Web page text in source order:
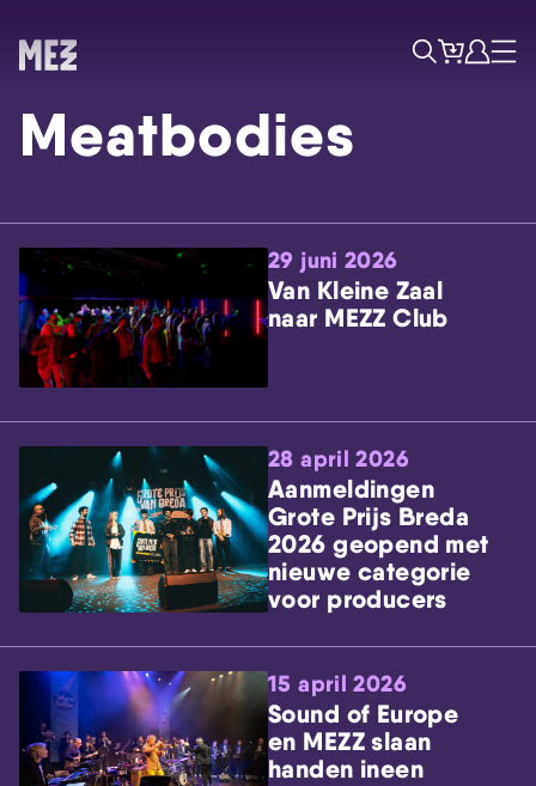
Skip navigatie
ZoekTicketsAccount
Menu
Meatbodies
29 juni 2026
Van Kleine Zaal
naar MEZZ Club
28 april 2026
Aanmeldingen
Grote Prijs Breda
2026 geopend met
nieuwe categorie
voor producers
15 april 2026
Sound of Europe
en MEZZ slaan
handen ineen